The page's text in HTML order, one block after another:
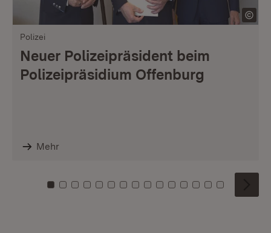
Polizei
Neuer Polizeipräsident beim
Polizeipräsidium Offenburg
Mehr
Zu Kachel: 0
Zu Kachel: 1
Zu Kachel: 2
Zu Kachel: 3
Zu Kachel: 4
Zu Kachel: 5
Zu Kachel: 6
Zu Kachel: 7
Zu Kachel: 8
Zu Kachel: 9
Zu Kachel: 10
Zu Kachel: 11
Zu Kachel: 12
Zu Kachel:
Zu